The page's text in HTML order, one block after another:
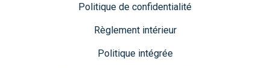
Politique de confidentialité
Règlement intérieur
Politique intégrée